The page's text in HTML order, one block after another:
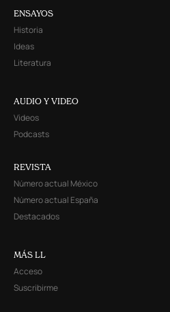
ENSAYOS
Historia
Ideas
Literatura
AUDIO Y VIDEO
Videos
Podcasts
REVISTA
Número actual México
Número actual España
Destacados
MÁS LL
Acceso
Suscribirme